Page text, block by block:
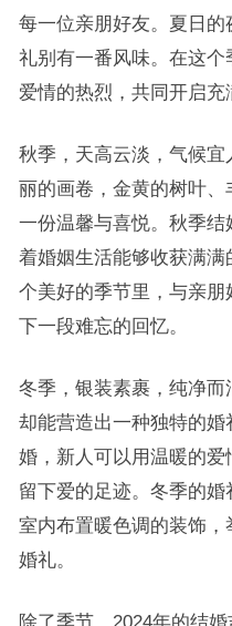
每一位亲朋好友。夏日
礼别有一番风味。在这
爱情的热烈，共同开启充
秋季，天高云淡，气候
丽的画卷，金黄的树叶
一份温馨与喜悦。秋季
着婚姻生活能够收获满
个美好的季节里，与亲
下一段难忘的回忆。
冬季，银装素裹，纯净
却能营造出一种独特的
婚，新人可以用温暖的
留下爱的足迹。冬季的
室内布置暖色调的装饰
婚礼。
除了季节，2024年的结